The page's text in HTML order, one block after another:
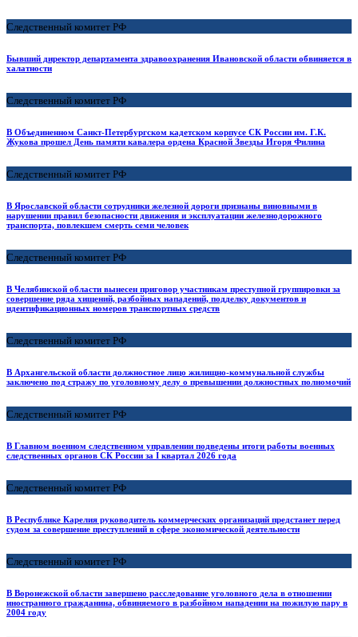
Следственный комитет РФ
Бывший директор департамента здравоохранения Ивановской области обвиняется в
халатности
Следственный комитет РФ
В Объединенном Санкт-Петербургском кадетском корпусе СК России им. Г.К.
Жукова прошел День памяти кавалера ордена Красной Звезды Игоря Филина
Следственный комитет РФ
В Ярославской области сотрудники железной дороги признаны виновными в
нарушении правил безопасности движения и эксплуатации железнодорожного
транспорта, повлекшем смерть семи человек
Следственный комитет РФ
В Челябинской области вынесен приговор участникам преступной группировки за
совершение ряда хищений, разбойных нападений, подделку документов и
идентификационных номеров транспортных средств
Следственный комитет РФ
В Архангельской области должностное лицо жилищно-коммунальной службы
заключено под стражу по уголовному делу о превышении должностных полномочий
Следственный комитет РФ
В Главном военном следственном управлении подведены итоги работы военных
следственных органов СК России за I квартал 2026 года
Следственный комитет РФ
В Республике Карелия руководитель коммерческих организаций предстанет перед
судом за совершение преступлений в сфере экономической деятельности
Следственный комитет РФ
В Воронежской области завершено расследование уголовного дела в отношении
иностранного гражданина, обвиняемого в разбойном нападении на пожилую пару в
2004 году